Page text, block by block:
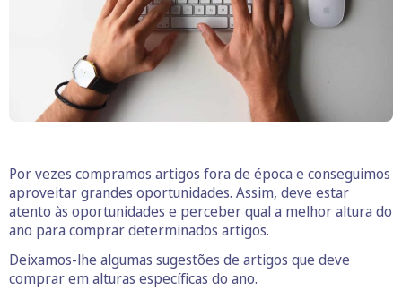
Por vezes compramos artigos fora de época e conseguimos
aproveitar grandes oportunidades. Assim, deve estar
atento às oportunidades e perceber qual a melhor altura do
ano para comprar determinados artigos.
Deixamos-lhe algumas sugestões de artigos que deve
comprar em alturas específicas do ano.